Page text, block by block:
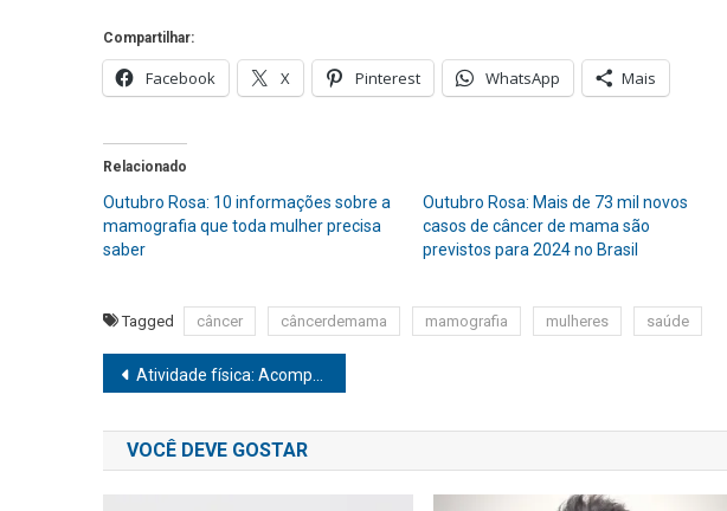
Compartilhar:
Facebook X Pinterest WhatsApp Mais
Relacionado
Outubro Rosa: 10 informações sobre a
mamografia que toda mulher precisa
saber
Outubro Rosa: Mais de 73 mil novos
casos de câncer de mama são
previstos para 2024 no Brasil
Tagged câncer câncerdemama mamografia mulheres saúde
Navegação
de
Post
Atividade física: Acompanhamento personalizado impacta resultados da prática entre idosos
VOCÊ DEVE GOSTAR